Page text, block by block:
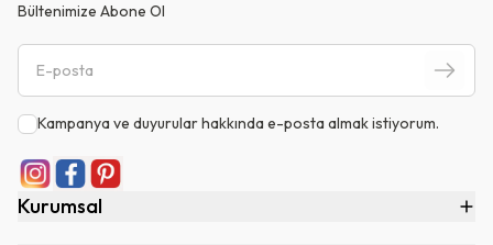
Bültenimize Abone Ol
Kampanya ve duyurular hakkında e-posta almak istiyorum.
Kurumsal